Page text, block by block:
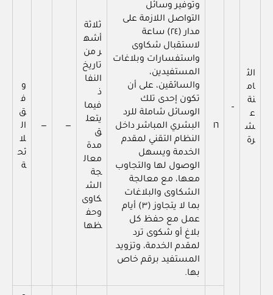
الث
ام
نة
ع
ش
رة
–
١٦
وتوفير وسائل
التواصل اللازمة على
مدار (٢٤) ساعة
لاستقبال شكاوى
واستفسارات وبلاغات
المستفيدين،
والسائقين، على أن
تكون إحدى تلك
الوسائل شاملة للرد
البشري المباشر داخل
النظام التقني لمقدم
الخدمة ويسهل
الوصول لها والتجاوب
معها، مع معالجة
الشكاوى والبلاغات
بما لا يتجاوز (٣) أيام
عمل مع حفظ كل
بلاغ أو شكوى ترد
لمقدم الخدمة، وتزويد
المستفيد برقم خاص
بها.
ثلاثة
أشه
ر من
تاريخ
النفا
ذ
فيما
يتعل
ق
مدة
معال
جة
الش
كاوى
وحف
ظها
—
—
و
ف
ق
ال
لا
ئح
ة